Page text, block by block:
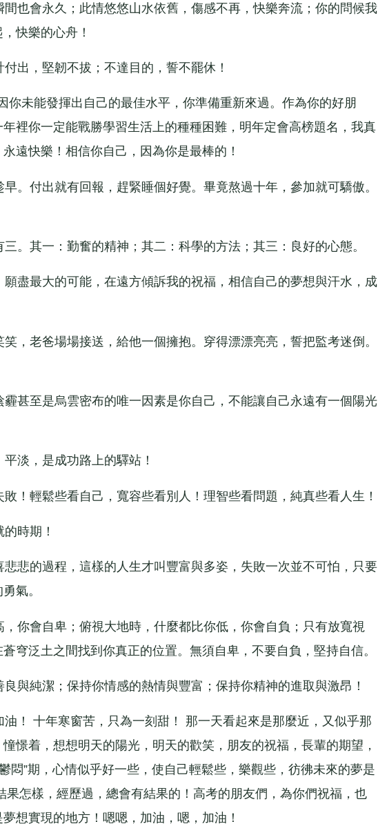
會永久；此情悠悠山水依舊，傷感不再，快樂奔流；你的問候我
快樂的心舟！
，堅韌不拔；不達目的，誓不罷休！
未能發揮出自己的最佳水平，你準備重新來過。作為你的好朋
裡你一定能戰勝學習生活上的種種困難，明年定會高榜題名，我真
遠快樂！相信你自己，因為你是最棒的！
付出就有回報，趕緊睡個好覺。畢竟熬過十年，參加就可驕傲。
其一：勤奮的精神；其二：科學的方法；其三：良好的心態。
最大的可能，在遠方傾訴我的祝福，相信自己的夢想與汗水，成
老爸場場接送，給他一個擁抱。穿得漂漂亮亮，誓把監考迷倒。
至是烏雲密布的唯一因素是你自己，不能讓自己永遠有一個陽光
淡，是成功路上的驛站！
輕鬆些看自己，寬容些看別人！理智些看問題，純真些看人生！
時期！
的過程，這樣的人生才叫豐富與多姿，失敗一次並不可怕，只要
氣。
會自卑；俯視大地時，什麼都比你低，你會自負；只有放寬視
穹泛土之間找到你真正的位置。無須自卑，不要自負，堅持自信。
純潔；保持你情感的熱情與豐富；保持你精神的進取與激昂！
十年寒窗苦，只為一刻甜！ 那一天看起來是那麼近，又似乎那
憬着，想想明天的陽光，明天的歡笑，朋友的祝福，長輩的期望，
悶”期，心情似乎好一些，使自己輕鬆些，樂觀些，彷彿未來的夢是
怎樣，經歷過，總會有結果的！高考的朋友們，為你們祝福，也
想實現的地方！嗯嗯，加油，嗯，加油！